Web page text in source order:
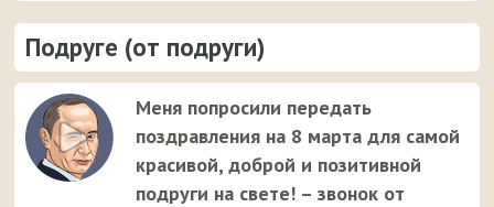
Подруге (от подруги)
Меня попросили передать
поздравления на 8 марта для самой
красивой, доброй и позитивной
подруги на свете! – звонок от